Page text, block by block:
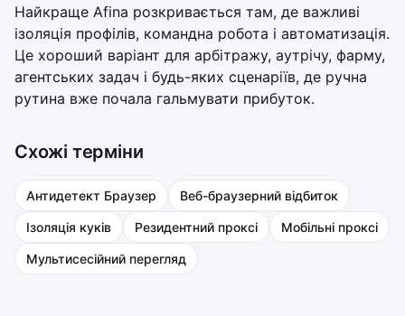
Найкраще Afina розкривається там, де важливі
ізоляція профілів, командна робота і автоматизація.
Це хороший варіант для арбітражу, аутрічу, фарму,
агентських задач і будь-яких сценаріїв, де ручна
рутина вже почала гальмувати прибуток.
Схожі терміни
Антидетект Браузер Веб-браузерний відбиток
Ізоляція куків Резидентний проксі Мобільні проксі
Мультисесійний перегляд